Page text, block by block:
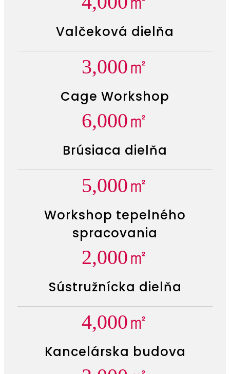
Valčeková dielňa
3,000㎡
Cage Workshop
6,000㎡
Brúsiaca dielňa
5,000㎡
Workshop tepelného
spracovania
2,000㎡
Sústružnícka dielňa
4,000㎡
Kancelárska budova